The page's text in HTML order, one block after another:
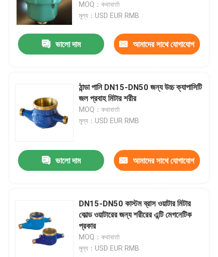
পণ্য
MOQ：কথাবার্তা
মূল্য：USD EUR RMB
ভালো দাম আমাদের সাথে যোগাযোগ
ঠান্ডা পানি DN15-DN50 জন্য উচ্চ ক্যাপাসিটি
জল প্রবাহ মিটার শরীর
MOQ：কথাবার্তা
মূল্য：USD EUR RMB
ভালো দাম আমাদের সাথে যোগাযোগ
DN15-DN50 কাস্টম ব্রাস ওয়াটার মিটার
কোল্ড ওয়াটারের জন্য শরীরের এন্টি মেগনেটিক
প্রকার
MOQ：কথাবার্তা
মূল্য：USD EUR RMB